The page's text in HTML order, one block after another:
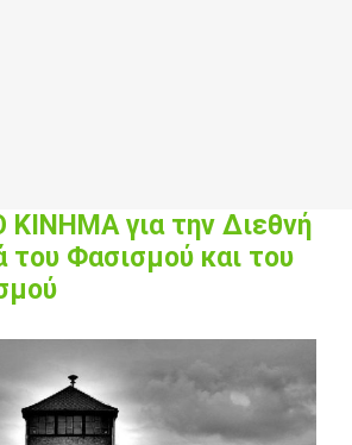
ΚΙΝΗΜΑ για την Διεθνή
του Φασισμού και του